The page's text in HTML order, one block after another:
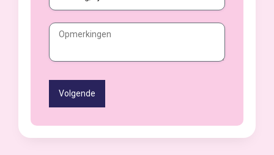
Volgende